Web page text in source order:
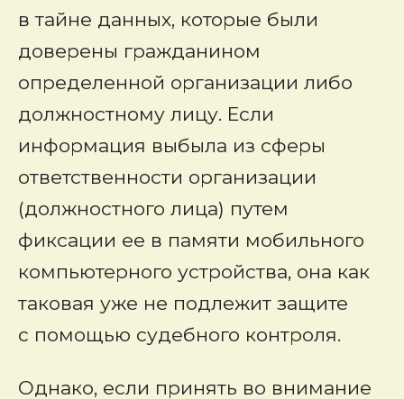
в тайне данных, которые были
доверены гражданином
определенной организации либо
должностному лицу. Если
информация выбыла из сферы
ответственности организации
(должностного лица) путем
фиксации ее в памяти мобильного
компьютерного устройства, она как
таковая уже не подлежит защите
с помощью судебного контроля.
Однако, если принять во внимание